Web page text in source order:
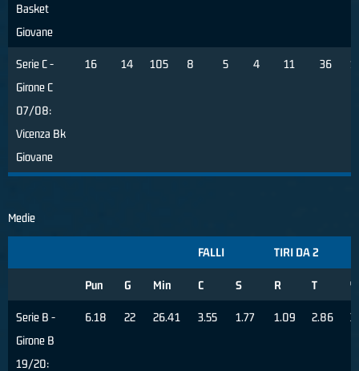
Basket
Giovane
Serie C -
Girone C
07/08:
Vicenza Bk
Giovane
16 14 105 8 5 4 11 36 1
Medie
FALLI TIRI DA 2
Pun G Min C S R T %
Serie B -
Girone B
19/20:
6.18 22 26.41 3.55 1.77 1.09 2.86